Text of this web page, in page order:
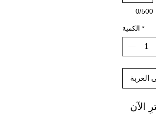
0/500
الكمية *
العربة
الآن